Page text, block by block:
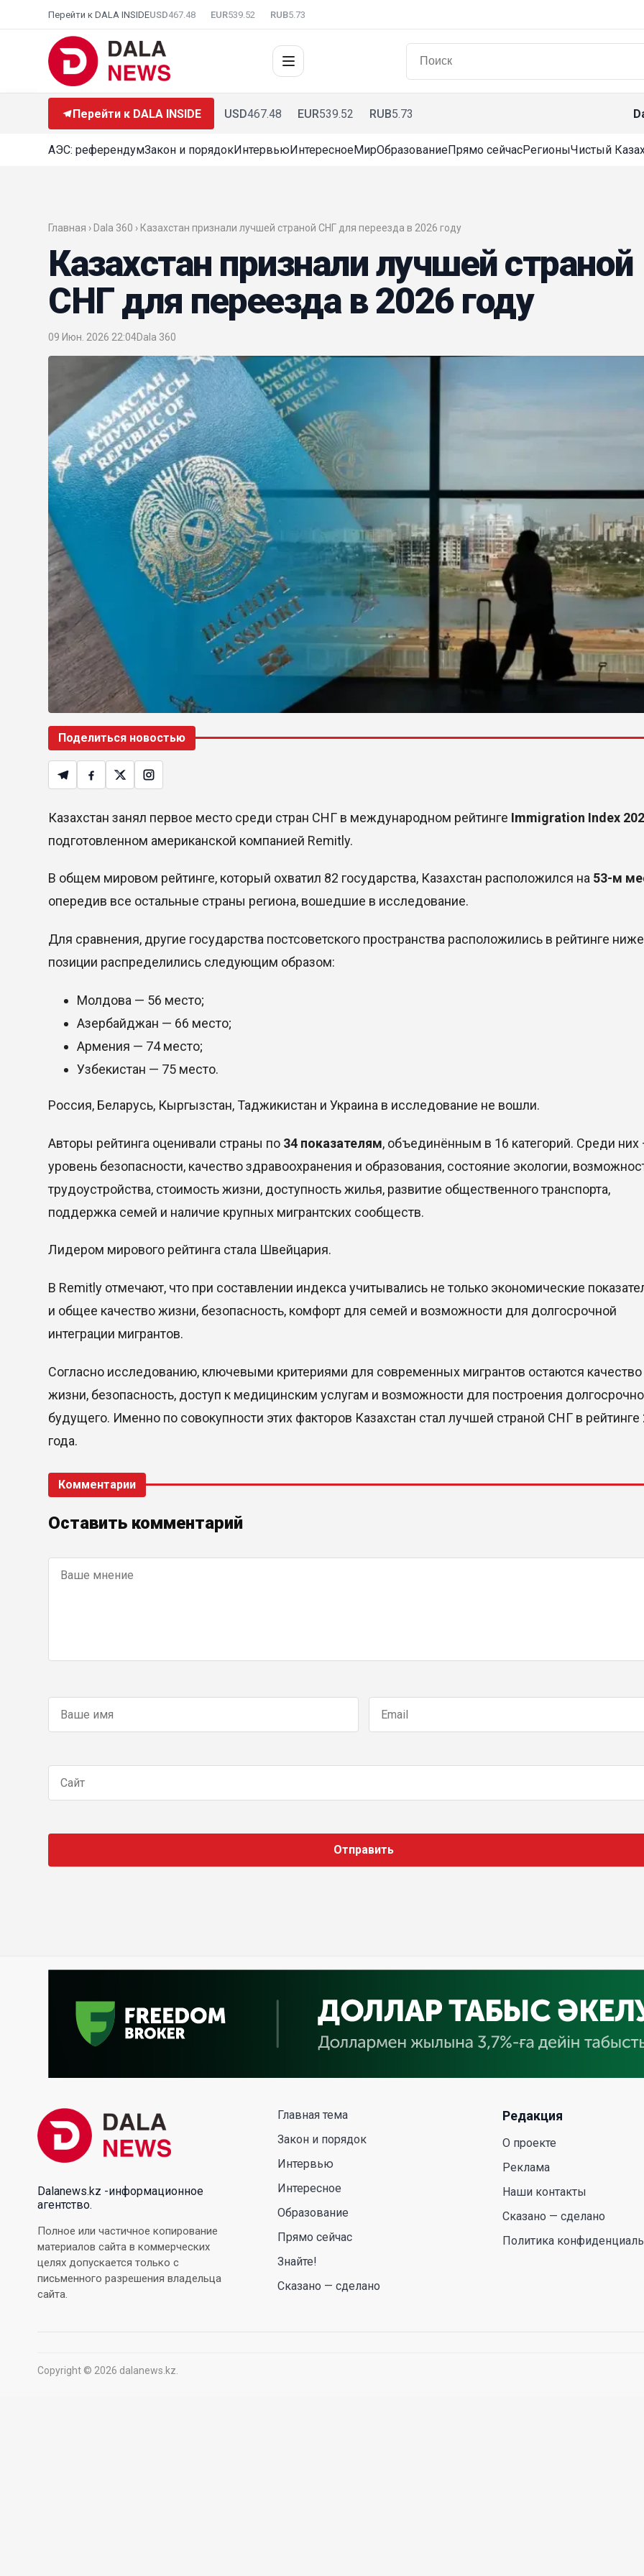
Перейти к DALA INSIDEUSD467.48 EUR539.52 RUB5.73
Перейти к DALA INSIDE USD467.48 EUR539.52 RUB5.73
АЭС: референдумЗакон и порядокИнтервьюИнтересноеМирОбразованиеПрямо сейчасРегионыЧистый
Главная › Dala 360 › Казахстан признали лучшей страной СНГ для переезда в 2026 году
Казахстан признали лучшей страной
СНГ для переезда в 2026 году
09 Июн. 2026 22:04Dala 360
Поделиться новостью
Казахстан занял первое место среди стран СНГ в международном рейтинге Immigration Index
подготовленном американской компанией Remitly.
В общем мировом рейтинге, который охватил 82 государства, Казахстан расположился на 53-м
опередив все остальные страны региона, вошедшие в исследование.
Для сравнения, другие государства постсоветского пространства расположились в рейтинге
позиции распределились следующим образом:
Молдова — 56 место;
Азербайджан — 66 место;
Армения — 74 место;
Узбекистан — 75 место.
Россия, Беларусь, Кыргызстан, Таджикистан и Украина в исследование не вошли.
Авторы рейтинга оценивали страны по 34 показателям, объединённым в 16 категорий. Среди них
уровень безопасности, качество здравоохранения и образования, состояние экологии,
трудоустройства, стоимость жизни, доступность жилья, развитие общественного транспорта,
поддержка семей и наличие крупных мигрантских сообществ.
Лидером мирового рейтинга стала Швейцария.
В Remitly отмечают, что при составлении индекса учитывались не только экономические
и общее качество жизни, безопасность, комфорт для семей и возможности для долгосрочной
интеграции мигрантов.
Согласно исследованию, ключевыми критериями для современных мигрантов остаются качество
жизни, безопасность, доступ к медицинским услугам и возможности для построения
будущего. Именно по совокупности этих факторов Казахстан стал лучшей страной СНГ в рейтинге
года.
Комментарии
Оставить комментарий
Dalanews.kz -информационное
агентство.
Полное или частичное копирование
материалов сайта в коммерческих
целях допускается только с
письменного разрешения владельца
сайта.
Главная тема
Закон и порядок
Интервью
Интересное
Образование
Прямо сейчас
Знайте!
Сказано — сделано
Редакция
О проекте
Реклама
Наши контакты
Сказано — сделано
Политика
Copyright © 2026 dalanews.kz.